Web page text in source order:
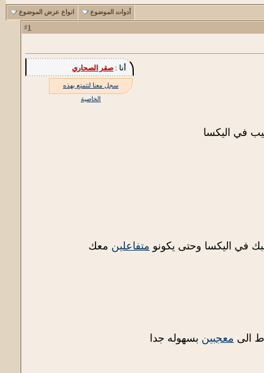
أدوات الموضوع انواع عرض الموضوع
1
أنا :صقر الصحاري
سجل معنا لتتمتع بهذه
الخاصية
في اليكسا
في اليكسا وحتى يكونو متفاعلين معك
الى معجبين بسهوله جدا